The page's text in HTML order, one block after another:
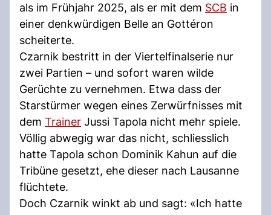
als im Frühjahr 2025, als er mit dem SCB in
einer denkwürdigen Belle an Gottéron
scheiterte.
Czarnik bestritt in der Viertelfinalserie nur
zwei Partien – und sofort waren wilde
Gerüchte zu vernehmen. Etwa dass der
Starstürmer wegen eines Zerwürfnisses mit
dem Trainer Jussi Tapola nicht mehr spiele.
Völlig abwegig war das nicht, schliesslich
hatte Tapola schon Dominik Kahun auf die
Tribüne gesetzt, ehe dieser nach Lausanne
flüchtete.
Doch Czarnik winkt ab und sagt: «Ich hatte